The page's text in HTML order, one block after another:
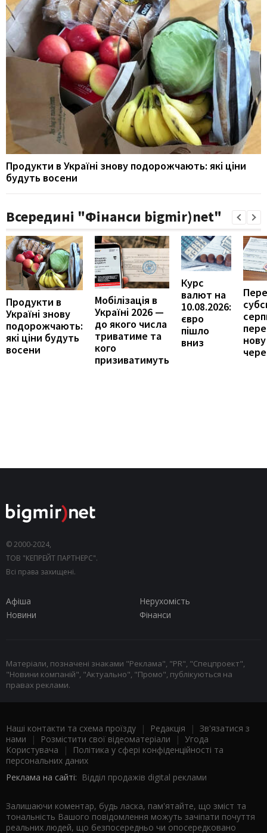
Продукти в Україні знову подорожчають: які ціни
будуть восени
Всередині "Фінанси bigmir)net"
Продукти в
Україні знову
подорожчають:
які ціни будуть
восени
Мобілізація в
Україні 2026 —
до якого числа
триватиме та
кого
призиватимуть
Курс
валют на
10.08.2026:
євро
пішло
вниз
© 2000-2024,
ТОВ "КЕПРЕЙТ ПАРТНЕРС".
Всі права захищені.
Афіша
Нерухомість
Новини
Фінанси
Матеріали, позначені знаками "Реклама", "PR", "Спецпроект",
"Новини компаній", "Актуально", "Промо", публікуються на
правах реклами.
Наші контакти та схема проїзду | Редакція | Зв'язатися з
нами | Розмістити свої відеоматеріали | Угода
Користувача |
Політика у сфері конфіденційності та
персональних даних
Реклама на сайті: Відділ продажів digital реклами
Залишаючи коментар, будь ласка, пам'ятайте, що зміст та
тональність Вашого повідомлення можуть зачіпати почуття
реальних людей, що безпосередньо чи опосередковано